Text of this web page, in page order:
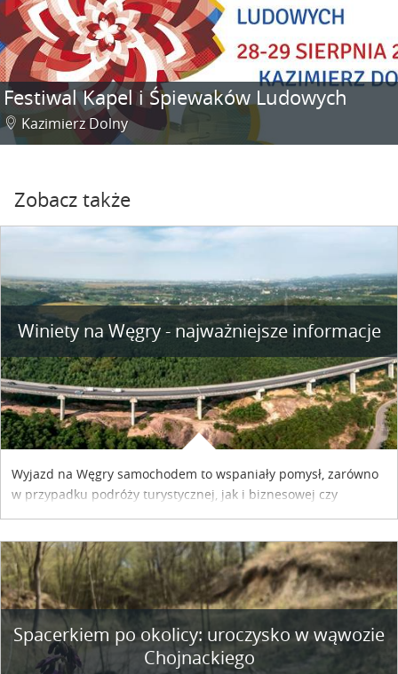
Festiwal Kapel i Śpiewaków Ludowych
Kazimierz Dolny
Zobacz także
Winiety na Węgry - najważniejsze informacje
Wyjazd na Węgry samochodem to wspaniały pomysł, zarówno
w przypadku podróży turystycznej, jak i biznesowej czy
służbowej. Pamiętać tylko trzeba o wykupieniu winiety, co
współpracy reklamowej z Hungary Vignette.
Spacerkiem po okolicy: uroczysko w wąwozie
Chojnackiego